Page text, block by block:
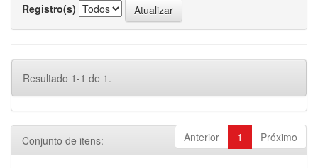
Registro(s)
Resultado 1-1 de 1.
Anterior 1 Próximo
Conjunto de itens: